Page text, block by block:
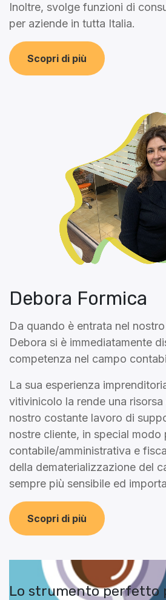
Inoltre, svolge funzioni di
per aziende in tutta Italia.
Scopri di più
Debora Formica
Da quando è entrata nel
Debora si è immediatamente
competenza nel campo
La sua esperienza
vitivinicolo la rende una
nostro costante lavoro di
nostre cliente, in special modo
contabile/amministrativa e
della dematerializzazione del
sempre più sensibile ed
Scopri di più
Lo strumento perfetto